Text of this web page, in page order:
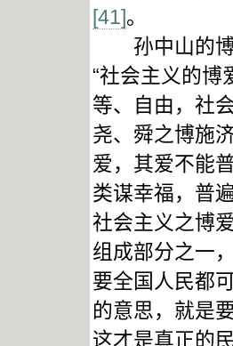
[41]。
孙中山的博
“社会主义的博
等、自由，社
尧、舜之博施
爱，其爱不能
类谋幸福，普
社会主义之博
组成部分之一
要全国人民都
的意思，就是
这才是真正的